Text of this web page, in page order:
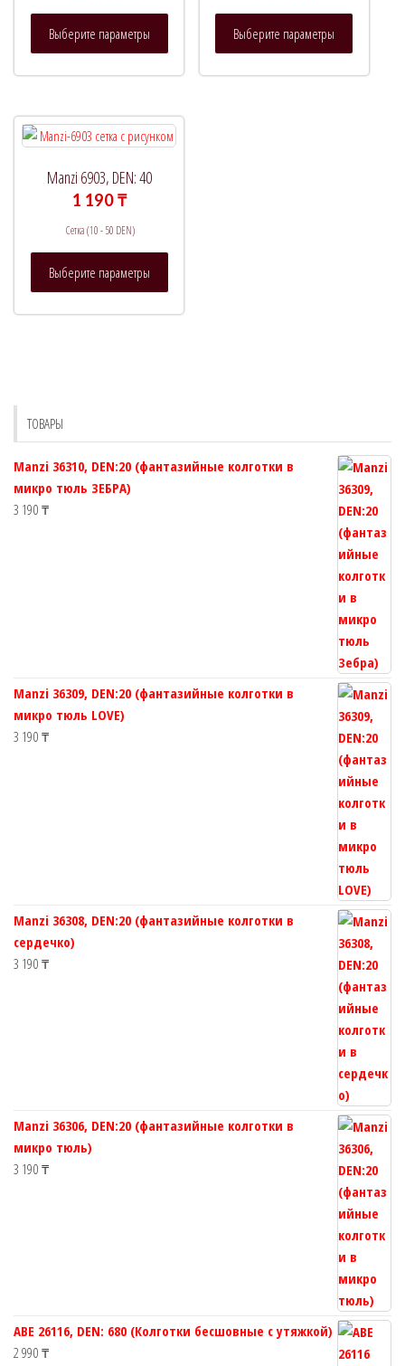
Выберите параметры
Этот
Опции
можно
Выберите параметры
Manzi 6903, DEN: 40
1 190₸
Сетка (10 - 50 DEN)
Выберите параметры
Этот
товара.
ТОВАРЫ
Manzi 36310, DEN:20 (фантазийные колготки в
микро тюль ЗЕБРА)
3 190 ₸
Manzi 36309, DEN:20 (фантазийные колготки в
микро тюль LOVE)
3 190 ₸
Manzi 36308, DEN:20 (фантазийные колготки в
сердечко)
3 190 ₸
Manzi 36306, DEN:20 (фантазийные колготки в
микро тюль)
3 190 ₸
ABE 26116, DEN: 680 (Колготки бесшовные с утяжкой)
2 990 ₸